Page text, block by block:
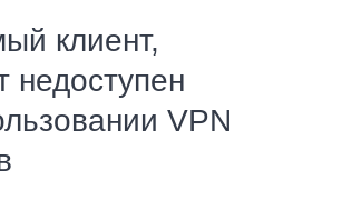
клиент,
недоступен
VPN